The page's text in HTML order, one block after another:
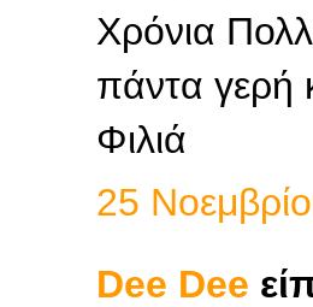
Χρόνια
πάντα γερή
Φιλιά
25
Dee Dee